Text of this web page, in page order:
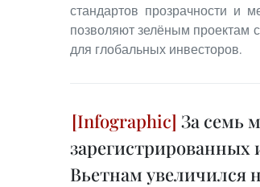
стандартов прозрачности и
позволяют зелёным проектам
для глобальных инвесторов.
За семь
Вьетнам увеличился